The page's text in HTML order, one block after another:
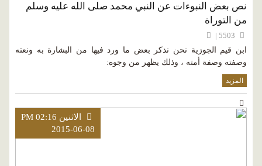
نص بعض النبوءات عن النبي محمد صلى الله عليه وسلم
من التوراة
ابن قيم الجوزية نحن نذكر بعض ما ورد فيها من البشارة به ونعته
وصفته وصفة أمته ، وذلك يظهر من وجوه:
المزيد
الاثنين PM 02:16
2015-06-08